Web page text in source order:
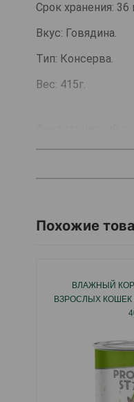
Срок хранения: 36
Вкус: Говядина.
Тип: Консерва.
Вес: 415г.
Количество
Подавайте еду
Хранить в сухом
кошки всегда
Похожие
ВЛАЖНЫЙ
ВЗРОСЛЫХ КОШЕК